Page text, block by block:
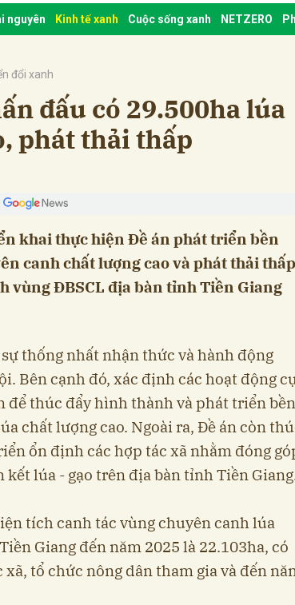
nguyên Kinh tế xanh Cuộc sống xanh NETZERO
đổi xanh
đấu có 29.500ha lúa
phát thải thấp
khai thực hiện Đề án phát triển bền
canh chất lượng cao và phát thải thấp
vùng ĐBSCL địa bàn tỉnh Tiền Giang
thống nhất nhận thức và hành động
Bên cạnh đó, xác định các hoạt động
để thúc đẩy hình thành và phát triển bền
chất lượng cao. Ngoài ra, Đề án còn
ổn định các hợp tác xã nhằm đóng
lúa - gạo trên địa bàn tỉnh Tiền
tích canh tác vùng chuyên canh lúa
Giang đến năm 2025 là 22.103ha, có
tổ chức nông dân tham gia và đến